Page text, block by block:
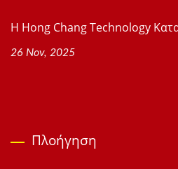
Η Hong Chang Technology
26 Nov, 2025
Πλοήγηση